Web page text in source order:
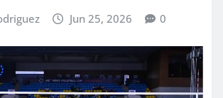
Jun 25, 2026 0